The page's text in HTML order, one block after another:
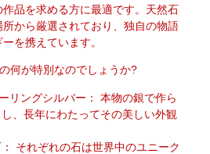
品を求める方に最適です。天然石
から厳選されており、独自の物語
を携えています。
何が特別なのでしょうか?
リングシルバー：
本物の銀で作ら
、長年にわたってその美しい外観
それぞれの石は世界中のユニーク